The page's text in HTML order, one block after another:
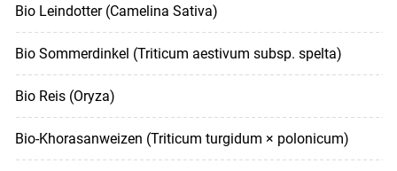
Bio Leindotter (Camelina Sativa)
Bio Sommerdinkel (Triticum aestivum subsp. spelta)
Bio Reis (Oryza)
Bio-Khorasanweizen (Triticum turgidum × polonicum)